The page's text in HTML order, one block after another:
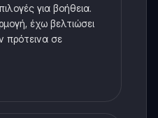
για βοήθεια.
έχω βελτιώσει
πρότεινα σε